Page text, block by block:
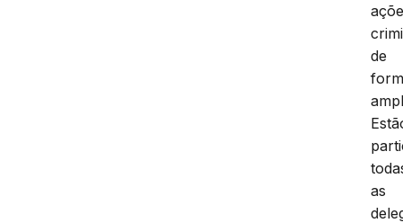
de
as